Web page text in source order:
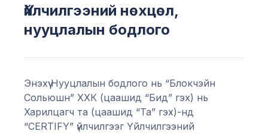
Үйлчилгээний нөхцөл,
нууцлалын бодлого
Энэхүү Нууцлалын бодлого нь “Блокчэйн
Сольюшн” ХХК (цаашид “Бид” гэх) нь
Харилцагч та (цаашид “Та” гэх)-нд
“CERTIFY” үйлчилгээг Үйлчилгээний